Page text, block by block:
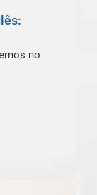
no